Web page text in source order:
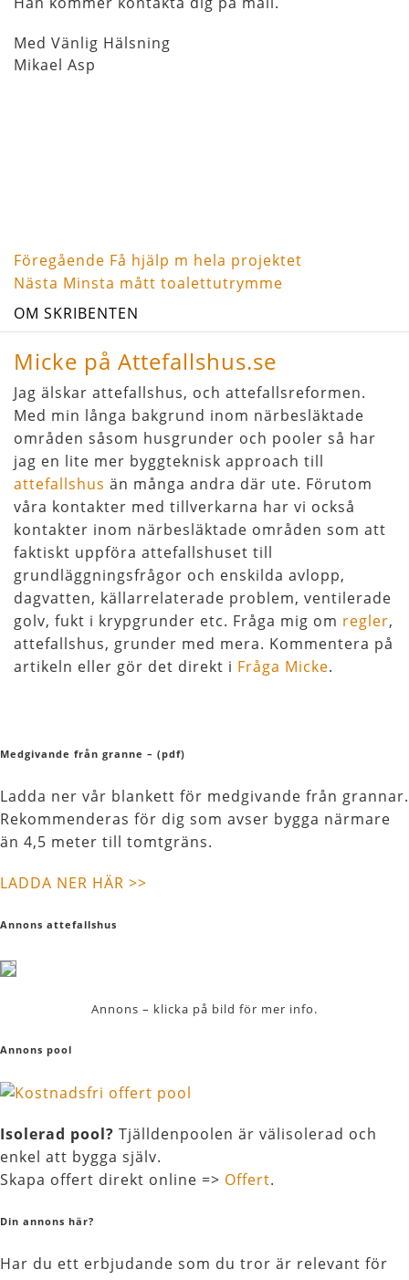
Med Vänlig Hälsning
Mikael Asp
Inläggsnavigering
Föregående
inlägg
Föregående Få hjälp m hela projektet
Nästa
inlägg
Nästa Minsta mått toalettutrymme
OM SKRIBENTEN
Micke på Attefallshus.se
Jag älskar attefallshus, och attefallsreformen.
Med min långa bakgrund inom närbesläktade
områden såsom husgrunder och pooler så har
jag en lite mer byggteknisk approach till
attefallshus än många andra där ute. Förutom
våra kontakter med tillverkarna har vi också
kontakter inom närbesläktade områden som att
faktiskt uppföra attefallshuset till
grundläggningsfrågor och enskilda avlopp,
dagvatten, källarrelaterade problem, ventilerade
golv, fukt i krypgrunder etc. Fråga mig om regler,
attefallshus, grunder med mera. Kommentera på
artikeln eller gör det direkt i Fråga Micke.
Medgivande från granne – (pdf)
Ladda ner vår blankett för medgivande från grannar.
Rekommenderas för dig som avser bygga närmare
än 4,5 meter till tomtgräns.
LADDA NER HÄR >>
Annons attefallshus
Annons – klicka på bild för mer info.
Annons pool
Isolerad pool? Tjälldenpoolen är välisolerad och
enkel att bygga själv.
Skapa offert direkt online => Offert.
Din annons här?
Har du ett erbjudande som du tror är relevant för